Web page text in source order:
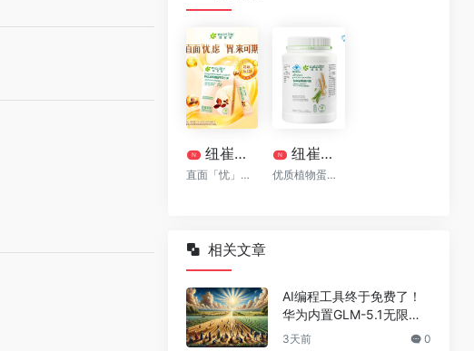
N 纽崔莱清幽植萃益生菌[清幽菌]
直面「忧」虑 「胃」来可期
N 纽崔莱®多种植物蛋白粉770克
优质植物蛋白质
相关文章
AI编程工具终于免费了！
华为内置GLM-5.1无限
用，npm装完就能写代码
3天前 0